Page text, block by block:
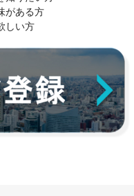
がある方
しい方